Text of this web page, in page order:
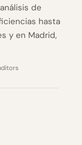
de
hasta
y en Madrid,